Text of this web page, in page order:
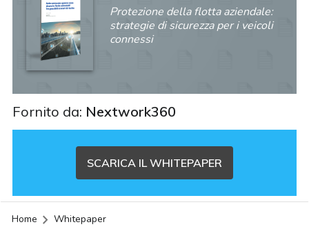
Protezione della flotta aziendale:
strategie di sicurezza per i veicoli
connessi
Fornito da: Nextwork360
SCARICA IL WHITEPAPER
Home Whitepaper